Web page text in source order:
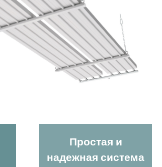
Простая и
надежная система